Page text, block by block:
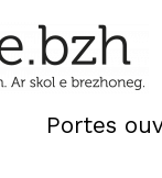
Portes